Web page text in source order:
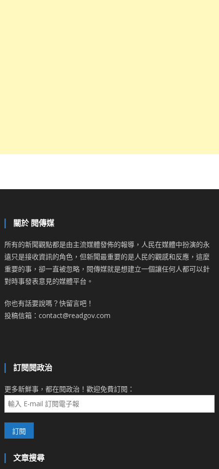
關於 閱傳媒
所有的新聞觀點都是由主流媒體發佈的報導，人民在媒體中扮演的永
遠只是接收資訊的角色，但新聞最重要的是人民的觀感和反應，這麼
重要的事，卻一直被忽略，閱傳媒就是想建立一個讓任何人都可以針
對時事發表意見的媒體平台。
你也有話要說嗎？快留言吧！
投稿信箱：contact@readgov.com
訂閱閱政治
更多新鮮事，都在閱政治！歡迎免費訂閱：
文章搜尋